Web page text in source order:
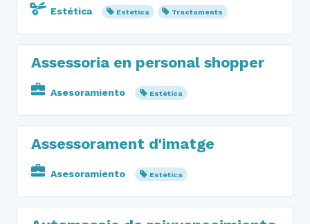
Estética Estètica Tractaments
Assessoria en personal shopper
Asesoramiento Estètica
Assessorament d'imatge
Asesoramiento Estètica